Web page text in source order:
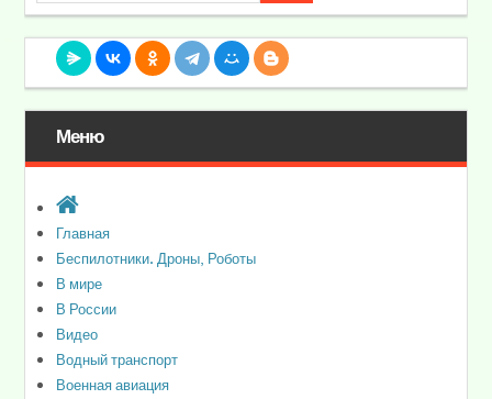
Меню
Главная
Беспилотники. Дроны, Роботы
В мире
В России
Видео
Водный транспорт
Военная авиация